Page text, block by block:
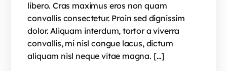
libero. Cras maximus eros non quam
convallis consectetur. Proin sed dignissim
dolor. Aliquam interdum, tortor a viverra
convallis, mi nisl congue lacus, dictum
aliquam nisl neque vitae magna. […]